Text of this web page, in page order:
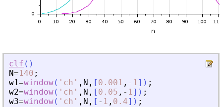
clf ( )
N=140 ;
w1=window( ' ch ' , N , [ 0.001 , - 1] ) ;
w2=window( ' ch ' , N , [ 0.05 , - 1] ) ;
w3=window( ' ch ' , N , [ - 1 , 0.4] ) ;